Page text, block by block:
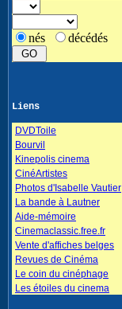
nés décédés
Liens
DVDToile
Bourvil
Kinepolis cinema
CinéArtistes
Photos d'Isabelle Vautier
La bande à Lautner
Aide-mémoire
Cinemaclassic.free.fr
Vente d'affiches belges
Revues de Cinéma
Le coin du cinéphage
Les étoiles du cinema